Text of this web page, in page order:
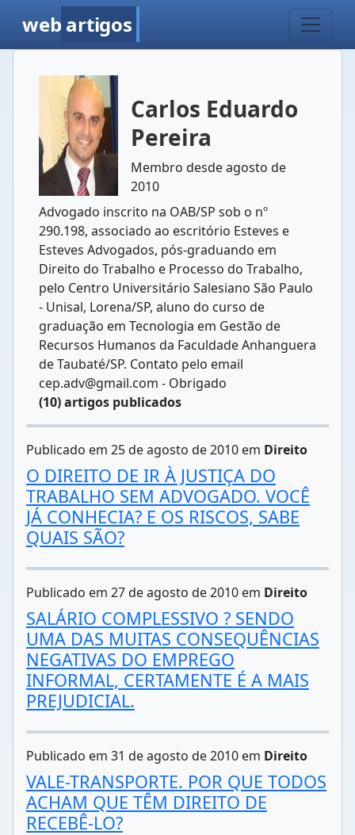
web artigos
Carlos Eduardo
Pereira
Membro desde agosto de
2010
Advogado inscrito na OAB/SP sob o nº
290.198, associado ao escritório Esteves e
Esteves Advogados, pós-graduando em
Direito do Trabalho e Processo do Trabalho,
pelo Centro Universitário Salesiano São Paulo
- Unisal, Lorena/SP, aluno do curso de
graduação em Tecnologia em Gestão de
Recursos Humanos da Faculdade Anhanguera
de Taubaté/SP. Contato pelo email
cep.adv@gmail.com - Obrigado
(10) artigos publicados
Publicado em 25 de agosto de 2010 em Direito
O DIREITO DE IR À JUSTIÇA DO
TRABALHO SEM ADVOGADO. VOCÊ
JÁ CONHECIA? E OS RISCOS, SABE
QUAIS SÃO?
Publicado em 27 de agosto de 2010 em Direito
SALÁRIO COMPLESSIVO ? SENDO
UMA DAS MUITAS CONSEQUÊNCIAS
NEGATIVAS DO EMPREGO
INFORMAL, CERTAMENTE É A MAIS
PREJUDICIAL.
Publicado em 31 de agosto de 2010 em Direito
VALE-TRANSPORTE. POR QUE TODOS
ACHAM QUE TÊM DIREITO DE
RECEBÊ-LO?